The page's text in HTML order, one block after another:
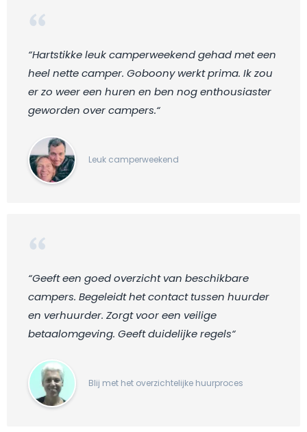
“Hartstikke leuk camperweekend gehad met een
heel nette camper. Goboony werkt prima. Ik zou
er zo weer een huren en ben nog enthousiaster
geworden over campers.“
Leuk camperweekend
“Geeft een goed overzicht van beschikbare
campers. Begeleidt het contact tussen huurder
en verhuurder. Zorgt voor een veilige
betaalomgeving. Geeft duidelijke regels“
Blij met het overzichtelijke huurproces